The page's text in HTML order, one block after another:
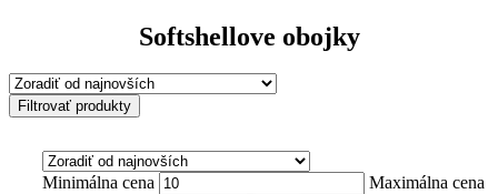
Softshellove obojky
Filtrovať produkty
Minimálna cena Maximálna cena